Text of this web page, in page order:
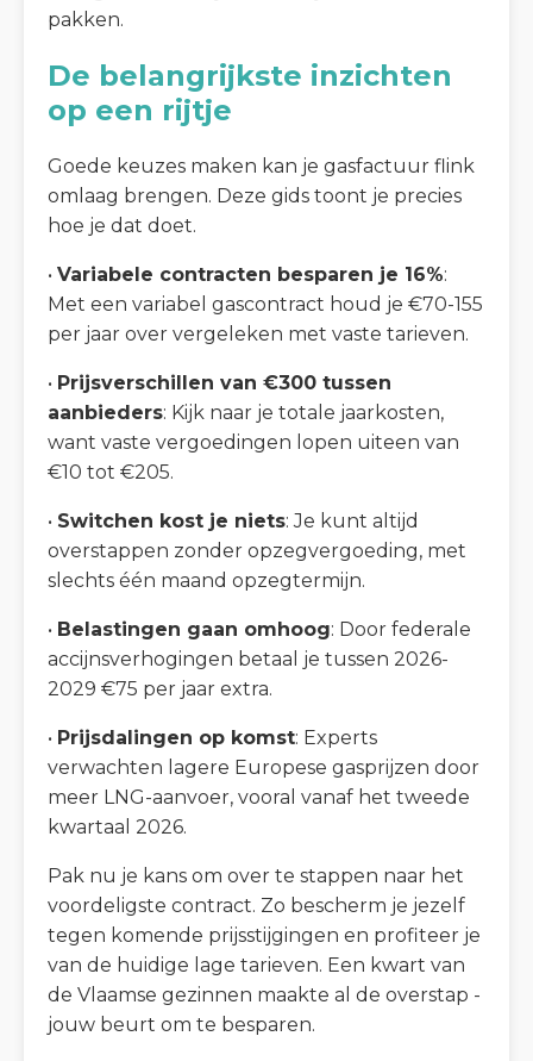
pakken.
De belangrijkste inzichten
op een rijtje
Goede keuzes maken kan je gasfactuur flink
omlaag brengen. Deze gids toont je precies
hoe je dat doet.
• Variabele contracten besparen je 16%:
Met een variabel gascontract houd je €70-155
per jaar over vergeleken met vaste tarieven.
• Prijsverschillen van €300 tussen
aanbieders: Kijk naar je totale jaarkosten,
want vaste vergoedingen lopen uiteen van
€10 tot €205.
• Switchen kost je niets: Je kunt altijd
overstappen zonder opzegvergoeding, met
slechts één maand opzegtermijn.
• Belastingen gaan omhoog: Door federale
accijnsverhogingen betaal je tussen 2026-
2029 €75 per jaar extra.
• Prijsdalingen op komst: Experts
verwachten lagere Europese gasprijzen door
meer LNG-aanvoer, vooral vanaf het tweede
kwartaal 2026.
Pak nu je kans om over te stappen naar het
voordeligste contract. Zo bescherm je jezelf
tegen komende prijsstijgingen en profiteer je
van de huidige lage tarieven. Een kwart van
de Vlaamse gezinnen maakte al de overstap -
jouw beurt om te besparen.